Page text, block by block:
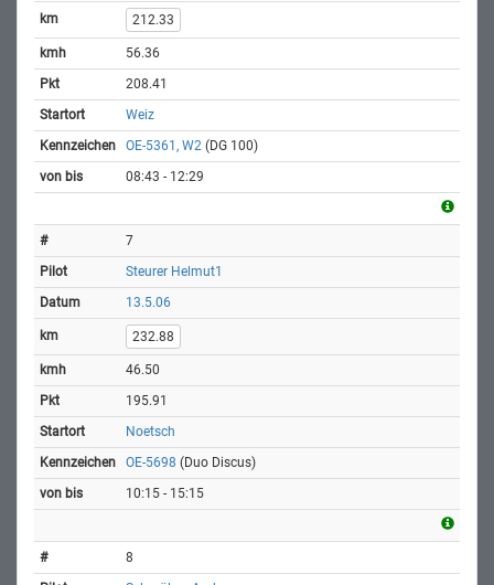
212.33
56.36
208.41
Weiz
OE-5361, W2 (DG 100)
08:43 - 12:29
7
Steurer Helmut1
13.5.06
232.88
46.50
195.91
Noetsch
OE-5698 (Duo Discus)
10:15 - 15:15
8